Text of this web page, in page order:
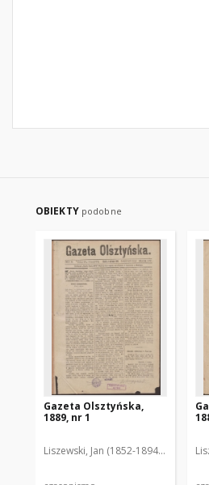
OBIEKTY podobne
Gazeta Olsztyńska,
1889, nr 1
Liszewski, Jan (1852-1894). Red.